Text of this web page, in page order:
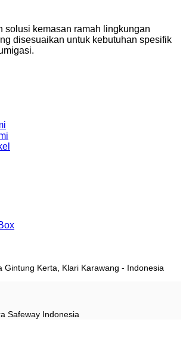
solusi kemasan ramah lingkungan
disesuaikan untuk kebutuhan spesifik
Gintung Kerta, Klari Karawang - Indonesia
Safeway Indonesia